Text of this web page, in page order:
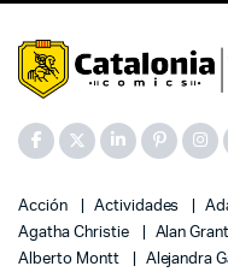
Acción Actividades
Agatha Christie
Alan Grant
Alberto Montt
Alejandra